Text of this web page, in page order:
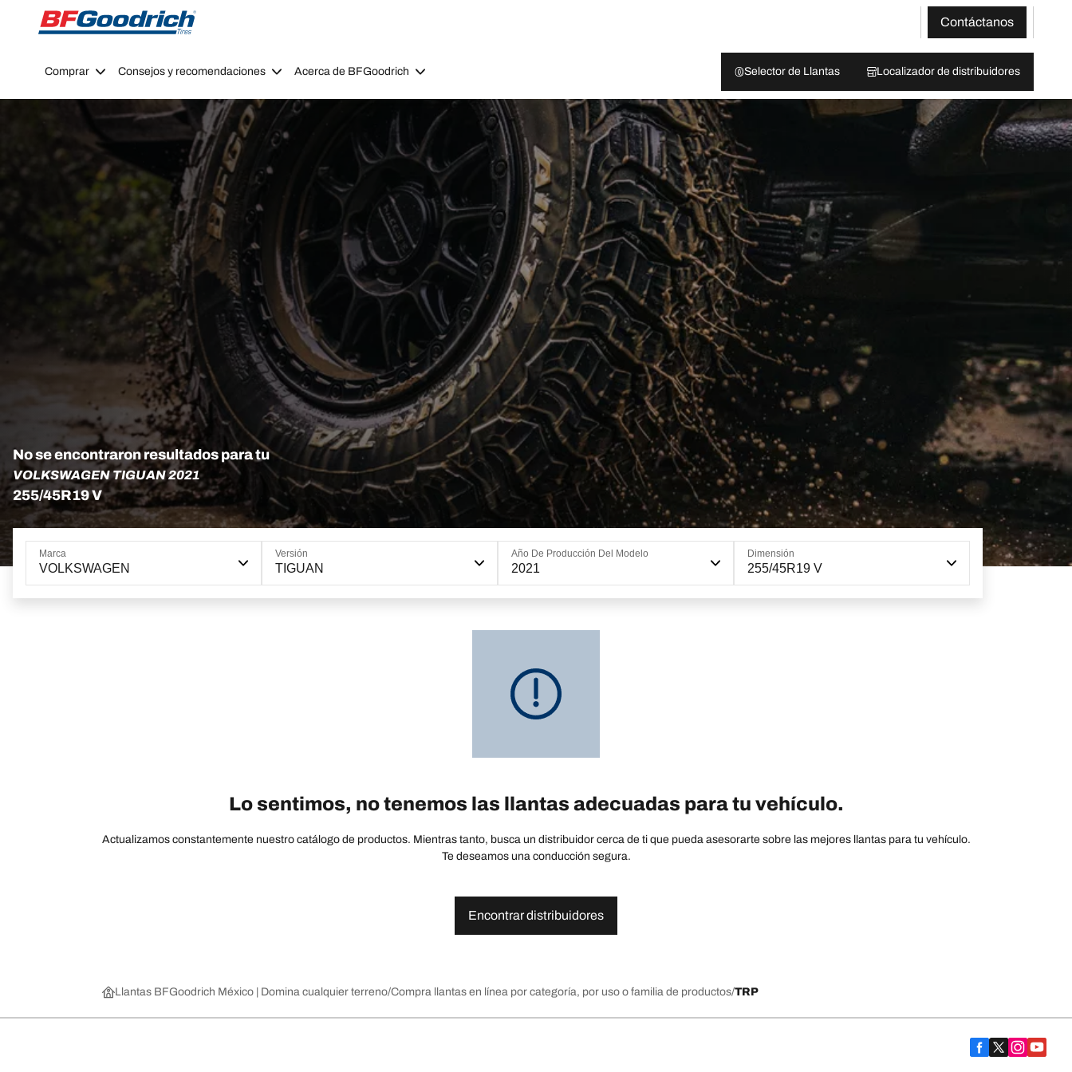
Go to page content
Go to page navigation
Contáctanos
Comprar Consejos y recomendaciones Acerca de BFGoodrich Selector de Llantas Localizador de distribuidores
No se encontraron resultados para tu
VOLKSWAGEN TIGUAN 2021
255/45R19 V
Marca
VOLKSWAGEN
Versión
TIGUAN
Año De Producción Del Modelo
2021
Dimensión
255/45R19 V
Lo sentimos, no tenemos las llantas adecuadas para tu vehículo.
Actualizamos constantemente nuestro catálogo de productos. Mientras tanto, busca un distribuidor cerca de ti que pueda asesorarte sobre las mejores llantas para tu vehículo.
Te deseamos una conducción segura.
Encontrar distribuidores
Llantas BFGoodrich México | Domina cualquier terreno Compra llantas en línea por categoría, por uso o familia de productos TRP